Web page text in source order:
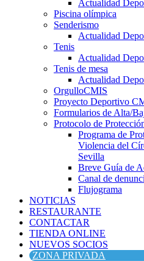
Actualidad
Piscina olímpica
Senderismo
Actualidad
Tenis
Actualidad
Tenis de mesa
Actualidad
OrgulloCMIS
Proyecto Deportivo
Formularios de Alta/
Protocolo de
Programa de
Violencia del
Sevilla
Breve Guía de
Canal de
Flujograma
NOTICIAS
RESTAURANTE
CONTACTAR
TIENDA ONLINE
NUEVOS SOCIOS
ZONA PRIVADA